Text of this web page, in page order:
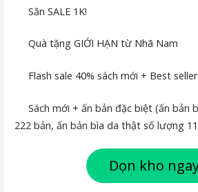
Săn SALE 1K!
Quà tặng GIỚI HẠN từ Nhã Nam
Flash sale 40% sách mới + Best
Sách mới + ấn bản đặc biệt (ấn bản
222 bản, ấn bản bìa da thật số lượng
Dọn kho